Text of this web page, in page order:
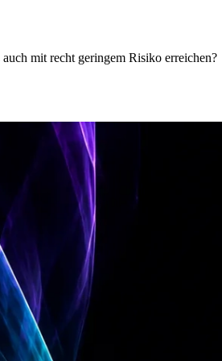
mit recht geringem Risiko erreichen?